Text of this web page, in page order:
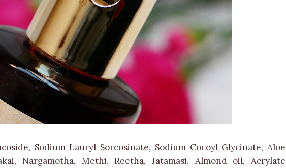
Sodium Lauryl Sorcosinate, Sodium Cocoyl Glycinate, Aloe
Nargamotha, Methi, Reetha, Jatamasi, Almond oil, Acrylate